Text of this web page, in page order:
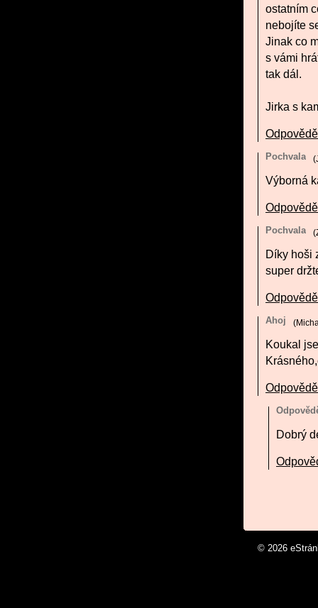
ostatním
nebojíte
Jinak co
s vámi
tak dál.
Jirka s
Pochvala (
Výborná
Pochvala (
Díky hoši
super
Ahoj (
Koukal
Dobrý
© 2026